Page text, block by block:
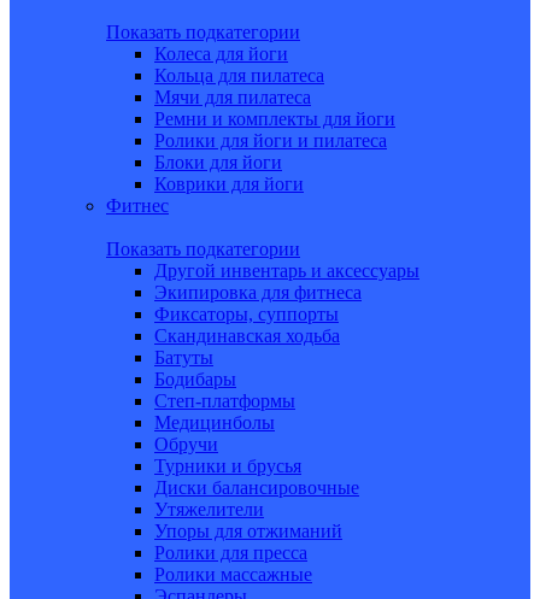
Показать подкатегории
Колеса для йоги
Кольца для пилатеса
Мячи для пилатеса
Ремни и комплекты для йоги
Ролики для йоги и пилатеса
Блоки для йоги
Коврики для йоги
Фитнес
Показать подкатегории
Другой инвентарь и аксессуары
Экипировка для фитнеса
Фиксаторы, суппорты
Скандинавская ходьба
Батуты
Бодибары
Степ-платформы
Медицинболы
Обручи
Турники и брусья
Диски балансировочные
Утяжелители
Упоры для отжиманий
Ролики для пресса
Ролики массажные